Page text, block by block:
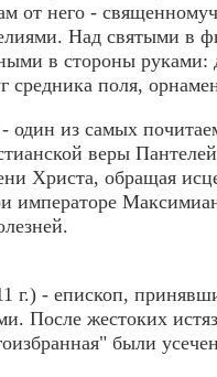
от него -
Над святыми в
в стороны руками:
средника поля,
из самых
веры
Христа, обращая
императоре
- епископ,
После жестоких
были